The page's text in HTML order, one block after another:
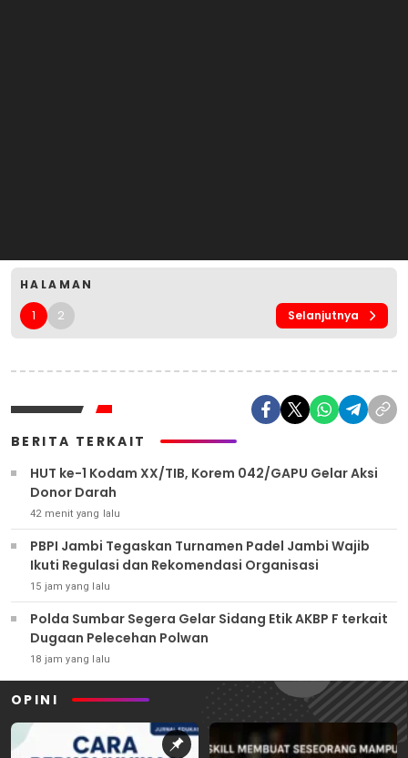
HALAMAN
1 2 Selanjutnya
BERITA TERKAIT
HUT ke-1 Kodam XX/TIB, Korem 042/GAPU Gelar Aksi
Donor Darah
42 menit yang lalu
PBPI Jambi Tegaskan Turnamen Padel Jambi Wajib
Ikuti Regulasi dan Rekomendasi Organisasi
15 jam yang lalu
Polda Sumbar Segera Gelar Sidang Etik AKBP F terkait
Dugaan Pelecehan Polwan
18 jam yang lalu
OPINI